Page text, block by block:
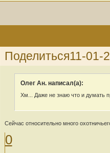
Поделиться11-01-
Олег Ан. написал(а):
Хм... Даже не знаю что и думать
Сейчас относительно много
0